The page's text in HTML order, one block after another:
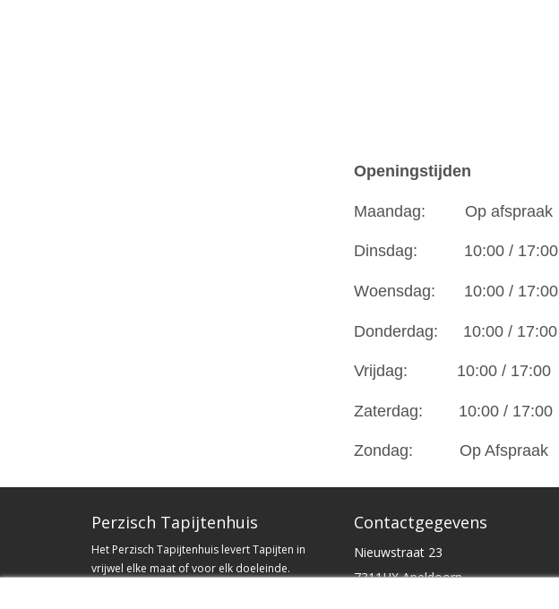
Openingstijden
Maandag: Op afspraak
Dinsdag: 10:00 / 17:00
Woensdag: 10:00 / 17:00
Donderdag: 10:00 / 17:00
Vrijdag: 10:00 / 17:00
Zaterdag: 10:00 / 17:00
Zondag: Op Afspraak
Perzisch Tapijtenhuis
Het Perzisch Tapijtenhuis levert Tapijten in
vrijwel elke maat of voor elk doeleinde.
Contactgegevens
Nieuwstraat 23
7311HX Apeldoorn